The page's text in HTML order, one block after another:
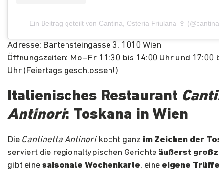
Ein Beitrag geteilt von Cantina, Osteria Friulana 🍷
Adresse: Bartensteingasse 3, 1010 Wien
Öffnungszeiten: Mo–Fr 11:30 bis 14:00 Uhr und 17:00
Uhr (Feiertags geschlossen!)
Italienisches Restaurant
Antinori: Toskana in Wien
Die Cantinetta Antinorikocht ganz im Zeichen der
serviert die regionaltypischen Gerichte äußerst
gibt eine saisonale Wochenkarte, eine eigene